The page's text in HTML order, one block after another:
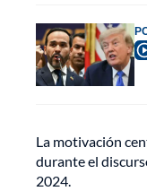
La motivación
durante el
2024.